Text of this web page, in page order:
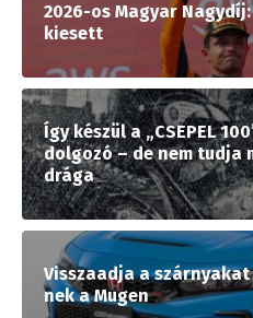
2026-os Magyar
kiesett
Így készül a „CSEPEL
dolgozó – de nem tudja
drága
Visszaadja a szárnyakat
nek a Mugen